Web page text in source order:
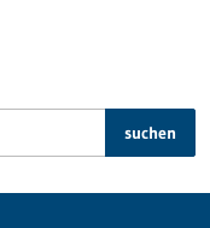
suchen